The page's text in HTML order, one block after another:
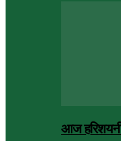
आज हरिशयनी